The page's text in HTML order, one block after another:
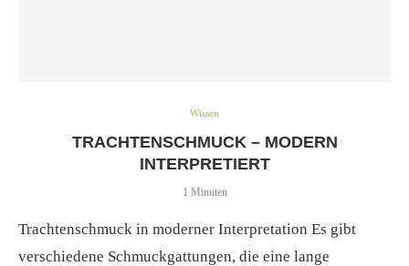
Wissen
TRACHTENSCHMUCK – MODERN
INTERPRETIERT
1 Minuten
Trachtenschmuck in moderner Interpretation Es gibt
verschiedene Schmuckgattungen, die eine lange